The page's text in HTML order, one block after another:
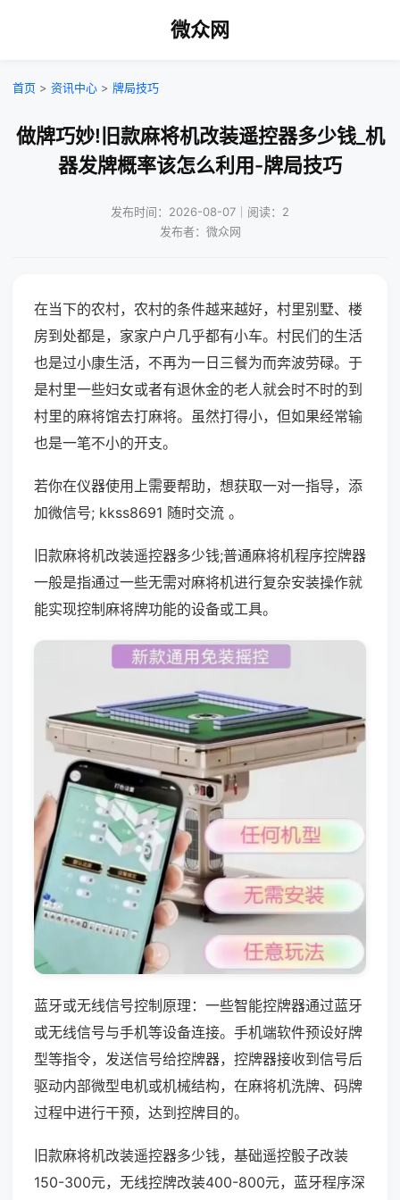
微众网
首页 > 资讯中心 > 牌局技巧
做牌巧妙!旧款麻将机改装遥控器多少钱_机
器发牌概率该怎么利用-牌局技巧
发布时间：2026-08-07｜阅读：2
发布者：微众网
在当下的农村，农村的条件越来越好，村里别墅、楼
房到处都是，家家户户几乎都有小车。村民们的生活
也是过小康生活，不再为一日三餐为而奔波劳碌。于
是村里一些妇女或者有退休金的老人就会时不时的到
村里的麻将馆去打麻将。虽然打得小，但如果经常输
也是一笔不小的开支。
若你在仪器使用上需要帮助，想获取一对一指导，添
加微信号; kkss8691 随时交流 。
旧款麻将机改装遥控器多少钱;普通麻将机程序控牌器
一般是指通过一些无需对麻将机进行复杂安装操作就
能实现控制麻将牌功能的设备或工具。
蓝牙或无线信号控制原理：一些智能控牌器通过蓝牙
或无线信号与手机等设备连接。手机端软件预设好牌
型等指令，发送信号给控牌器，控牌器接收到信号后
驱动内部微型电机或机械结构，在麻将机洗牌、码牌
过程中进行干预，达到控牌目的。
旧款麻将机改装遥控器多少钱，基础遥控骰子改装
150-300元，无线控牌改装400-800元，蓝牙程序深